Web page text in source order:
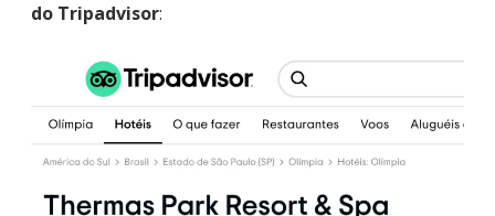
do Tripadvisor: